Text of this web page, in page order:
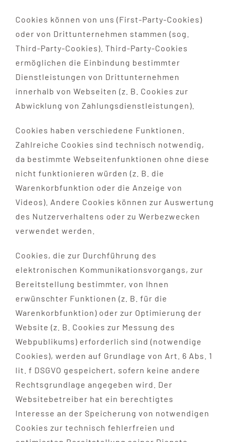
Cookies können von uns (First-Party-Cookies)
oder von Drittunternehmen stammen (sog.
Third-Party-Cookies). Third-Party-Cookies
ermöglichen die Einbindung bestimmter
Dienstleistungen von Drittunternehmen
innerhalb von Webseiten (z. B. Cookies zur
Abwicklung von Zahlungsdienstleistungen).
Cookies haben verschiedene Funktionen.
Zahlreiche Cookies sind technisch notwendig,
da bestimmte Webseitenfunktionen ohne diese
nicht funktionieren würden (z. B. die
Warenkorbfunktion oder die Anzeige von
Videos). Andere Cookies können zur Auswertung
des Nutzerverhaltens oder zu Werbezwecken
verwendet werden.
Cookies, die zur Durchführung des
elektronischen Kommunikationsvorgangs, zur
Bereitstellung bestimmter, von Ihnen
erwünschter Funktionen (z. B. für die
Warenkorbfunktion) oder zur Optimierung der
Website (z. B. Cookies zur Messung des
Webpublikums) erforderlich sind (notwendige
Cookies), werden auf Grundlage von Art. 6 Abs. 1
lit. f DSGVO gespeichert, sofern keine andere
Rechtsgrundlage angegeben wird. Der
Websitebetreiber hat ein berechtigtes
Interesse an der Speicherung von notwendigen
Cookies zur technisch fehlerfreien und